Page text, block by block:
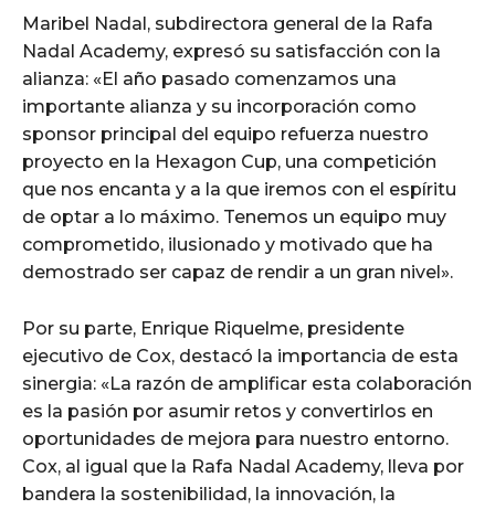
Maribel Nadal, subdirectora general de la Rafa
Nadal Academy, expresó su satisfacción con la
alianza: «El año pasado comenzamos una
importante alianza y su incorporación como
sponsor principal del equipo refuerza nuestro
proyecto en la Hexagon Cup, una competición
que nos encanta y a la que iremos con el espíritu
de optar a lo máximo. Tenemos un equipo muy
comprometido, ilusionado y motivado que ha
demostrado ser capaz de rendir a un gran nivel».
Por su parte, Enrique Riquelme, presidente
ejecutivo de Cox, destacó la importancia de esta
sinergia: «La razón de amplificar esta colaboración
es la pasión por asumir retos y convertirlos en
oportunidades de mejora para nuestro entorno.
Cox, al igual que la Rafa Nadal Academy, lleva por
bandera la sostenibilidad, la innovación, la